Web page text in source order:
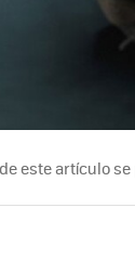
este artículo